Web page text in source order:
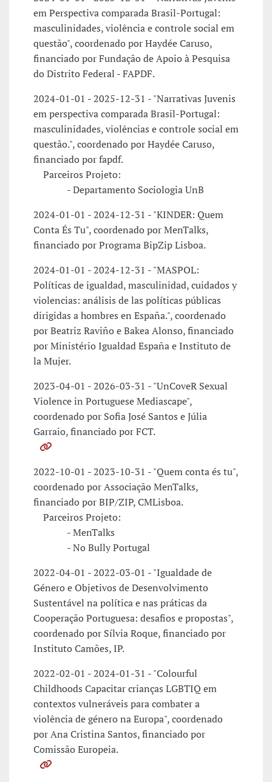
em Perspectiva comparada Brasil-Portugal:
masculinidades, violência e controle social em
questão", coordenado por Haydée Caruso,
financiado por Fundação de Apoio à Pesquisa
do Distrito Federal - FAPDF.
2024-01-01 - 2025-12-31 - "Narrativas Juvenis
em perspectiva comparada Brasil-Portugal:
masculinidades, violências e controle social em
questão.", coordenado por Haydée Caruso,
financiado por fapdf.
Parceiros Projeto:
- Departamento Sociologia UnB
2024-01-01 - 2024-12-31 - "KINDER: Quem
Conta És Tu", coordenado por MenTalks,
financiado por Programa BipZip Lisboa.
2024-01-01 - 2024-12-31 - "MASPOL:
Políticas de igualdad, masculinidad, cuidados y
violencias: análisis de las políticas públicas
dirigidas a hombres en España.", coordenado
por Beatriz Raviño e Bakea Alonso, financiado
por Ministério Igualdad España e Instituto de
la Mujer.
2023-04-01 - 2026-03-31 - "UnCoveR Sexual
Violence in Portuguese Mediascape",
coordenado por Sofia José Santos e Júlia
Garraio, financiado por FCT.
2022-10-01 - 2023-10-31 - "Quem conta és tu",
coordenado por Associação MenTalks,
financiado por BIP/ZIP, CMLisboa.
Parceiros Projeto:
- MenTalks
- No Bully Portugal
2022-04-01 - 2022-03-01 - "Igualdade de
Género e Objetivos de Desenvolvimento
Sustentável na política e nas práticas da
Cooperação Portuguesa: desafios e propostas",
coordenado por Sílvia Roque, financiado por
Instituto Camões, IP.
2022-02-01 - 2024-01-31 - "Colourful
Childhoods Capacitar crianças LGBTIQ em
contextos vulneráveis para combater a
violência de género na Europa", coordenado
por Ana Cristina Santos, financiado por
Comissão Europeia.